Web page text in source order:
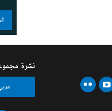
نشرة